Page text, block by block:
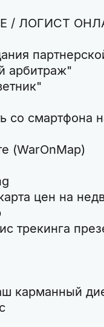
/ ЛОГИСТ
арбитраж"
со смартфона
(WarOnMap)
цен на
трекинга
карманный